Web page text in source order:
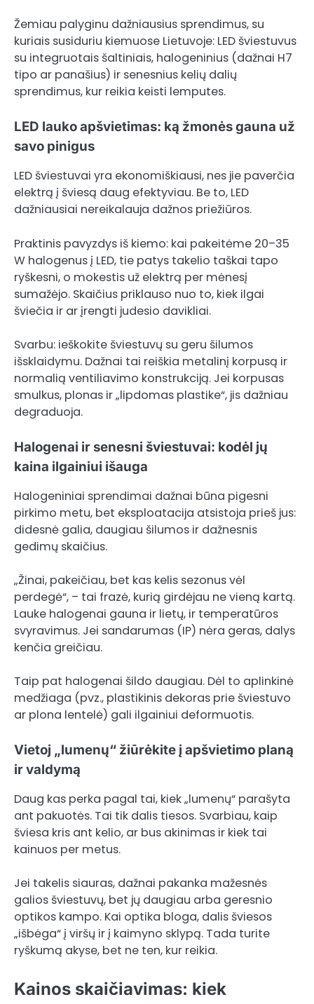
Žemiau palyginu dažniausius sprendimus, su
kuriais susiduriu kiemuose Lietuvoje: LED šviestuvus
su integruotais šaltiniais, halogeninius (dažnai H7
tipo ar panašius) ir senesnius kelių dalių
sprendimus, kur reikia keisti lemputes.
LED lauko apšvietimas: ką žmonės gauna už
savo pinigus
LED šviestuvai yra ekonomiškiausi, nes jie paverčia
elektrą į šviesą daug efektyviau. Be to, LED
dažniausiai nereikalauja dažnos priežiūros.
Praktinis pavyzdys iš kiemo: kai pakeitėme 20–35
W halogenus į LED, tie patys takelio taškai tapo
ryškesni, o mokestis už elektrą per mėnesį
sumažėjo. Skaičius priklauso nuo to, kiek ilgai
šviečia ir ar įrengti judesio davikliai.
Svarbu: ieškokite šviestuvų su geru šilumos
išsklaidymu. Dažnai tai reiškia metalinį korpusą ir
normalią ventiliavimo konstrukciją. Jei korpusas
smulkus, plonas ir „lipdomas plastike“, jis dažniau
degraduoja.
Halogenai ir senesni šviestuvai: kodėl jų
kaina ilgainiui išauga
Halogeniniai sprendimai dažnai būna pigesni
pirkimo metu, bet eksploatacija atsistoja prieš jus:
didesnė galia, daugiau šilumos ir dažnesnis
gedimų skaičius.
„Žinai, pakeičiau, bet kas kelis sezonus vėl
perdegė“, – tai frazė, kurią girdėjau ne vieną kartą.
Lauke halogenai gauna ir lietų, ir temperatūros
svyravimus. Jei sandarumas (IP) nėra geras, dalys
kenčia greičiau.
Taip pat halogenai šildo daugiau. Dėl to aplinkinė
medžiaga (pvz., plastikinis dekoras prie šviestuvo
ar plona lentelė) gali ilgainiui deformuotis.
Vietoj „lumenų“ žiūrėkite į apšvietimo planą
ir valdymą
Daug kas perka pagal tai, kiek „lumenų“ parašyta
ant pakuotės. Tai tik dalis tiesos. Svarbiau, kaip
šviesa kris ant kelio, ar bus akinimas ir kiek tai
kainuos per metus.
Jei takelis siauras, dažnai pakanka mažesnės
galios šviestuvų, bet jų daugiau arba geresnio
optikos kampo. Kai optika bloga, dalis šviesos
„išbėga“ į viršų ir į kaimyno sklypą. Tada turite
ryškumą akyse, bet ne ten, kur reikia.
Kainos skaičiavimas: kiek